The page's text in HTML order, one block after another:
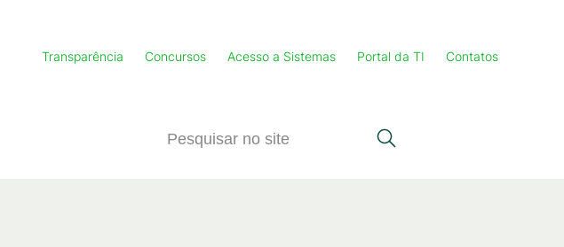
Transparência Concursos Acesso a Sistemas Portal da TI Contatos